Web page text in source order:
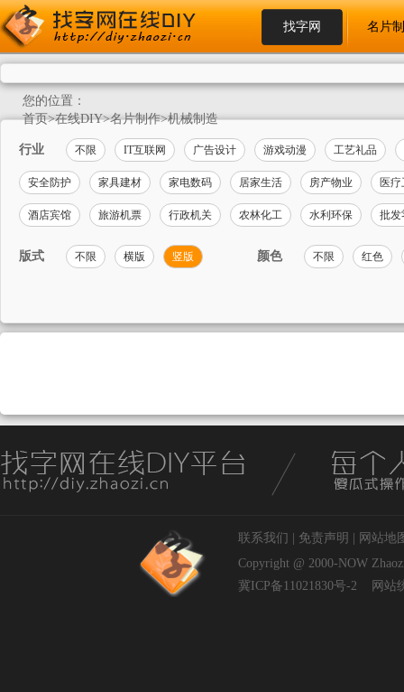
找字网 名片
您的位置：
首页>在线DIY>名片制作>机械制造
行业 不限 IT互联网 广告设计 游戏动漫 工艺礼品
安全防护 家具建材 家电数码 居家生活 房产物业 医
酒店宾馆 旅游机票 行政机关 农林化工 水利环保 批发
版式 不限 横版 竖版 颜色 不限 红色
联系我们 免责声明
网站地
Copyright @ 2000-NOW
冀ICP备11021830号-2
网站